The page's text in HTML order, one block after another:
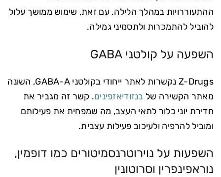
ההתעוררויות במהלך הלילה. עם זאת, שימוש ממושך עלול
להוביל להתמכרות ולתסמיני גמילה.
השפעה על קולטני GABA
Z-Drugs נקשרות לאתר ייחודי בקולטני GABA-A, השונה
מאתר הקשירה של בנזודיאזפינים. קשר זה מגביר את
חדירת יוני כלור לתאי העצב, מה שמפחית את פעילותם
ומוביל להרפיה ולעיכוב פעילות עצבית.
השפעות על נוירוטרנסמיטורים כמו דופמין,
נוראפינפרין וסרוטונין